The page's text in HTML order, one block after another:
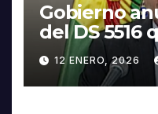
Gobierno
del DS 5516
5503
12 ENERO, 2026